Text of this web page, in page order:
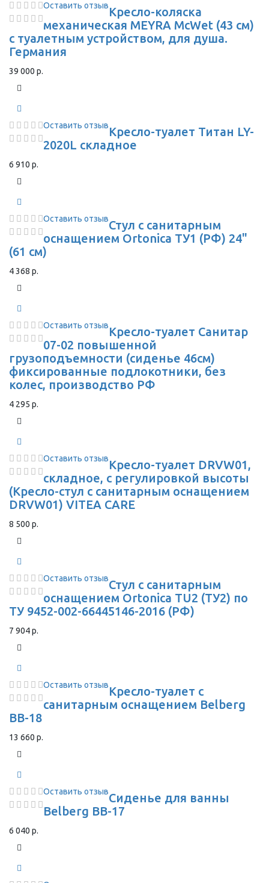
Оставить отзывКресло-коляска
механическая MEYRA McWet (43 см)
с туалетным устройством, для душа.
Германия
39 000 р.
Оставить отзывКресло-туалет Титан LY-
2020L складное
6 910 р.
Оставить отзывСтул с санитарным
оснащением Ortonica ТУ1 (РФ) 24"
(61 см)
4 368 р.
Оставить отзывКресло-туалет Санитар
07-02 повышенной
грузоподъемности (сиденье 46см)
фиксированные подлокотники, без
колес, производство РФ
4 295 р.
Оставить отзывКресло-туалет DRVW01,
складное, с регулировкой высоты
(Кресло-стул с санитарным оснащением
DRVW01) VITEA CARE
8 500 р.
Оставить отзывСтул с санитарным
оснащением Ortonica TU2 (ТУ2) по
ТУ 9452-002-66445146-2016 (РФ)
7 904 р.
Оставить отзывКресло-туалет с
санитарным оснащением Belberg
BB-18
13 660 р.
Оставить отзывСиденье для ванны
Belberg BB-17
6 040 р.